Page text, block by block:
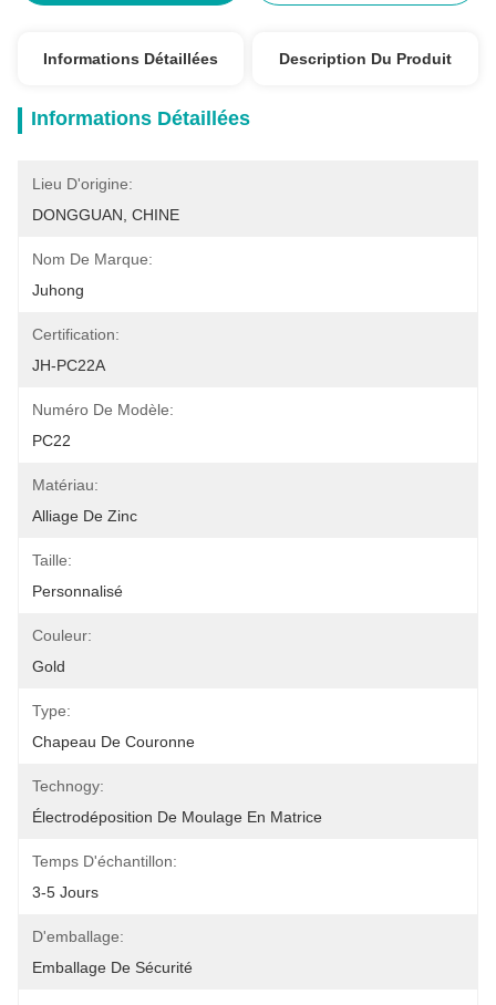
Informations Détaillées Description Du Produit
Informations Détaillées
Lieu D'origine:
DONGGUAN, CHINE
Nom De Marque:
Juhong
Certification:
JH-PC22A
Numéro De Modèle:
PC22
Matériau:
Alliage De Zinc
Taille:
Personnalisé
Couleur:
Gold
Type:
Chapeau De Couronne
Technogy:
Électrodéposition De Moulage En Matrice
Temps D'échantillon:
3-5 Jours
D'emballage:
Emballage De Sécurité